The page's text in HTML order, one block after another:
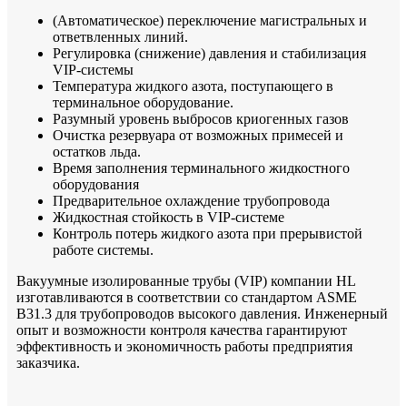
(Автоматическое) переключение магистральных и
ответвленных линий.
Регулировка (снижение) давления и стабилизация
VIP-системы
Температура жидкого азота, поступающего в
терминальное оборудование.
Разумный уровень выбросов криогенных газов
Очистка резервуара от возможных примесей и
остатков льда.
Время заполнения терминального жидкостного
оборудования
Предварительное охлаждение трубопровода
Жидкостная стойкость в VIP-системе
Контроль потерь жидкого азота при прерывистой
работе системы.
Вакуумные изолированные трубы (VIP) компании HL
изготавливаются в соответствии со стандартом ASME
B31.3 для трубопроводов высокого давления. Инженерный
опыт и возможности контроля качества гарантируют
эффективность и экономичность работы предприятия
заказчика.